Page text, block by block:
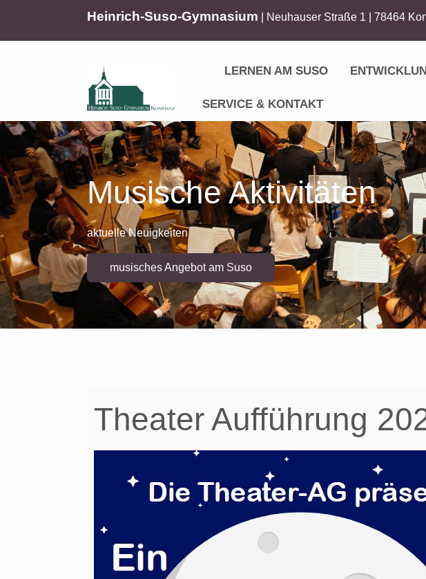
Heinrich-Suso-Gymnasium | Neuhauser Straße 1 | 78464
LERNEN AM SUSO
SERVICE & KONTAKT
Musische Aktivitäten
aktuelle Neuigkeiten
musisches Angebot am Suso
Theater Aufführung